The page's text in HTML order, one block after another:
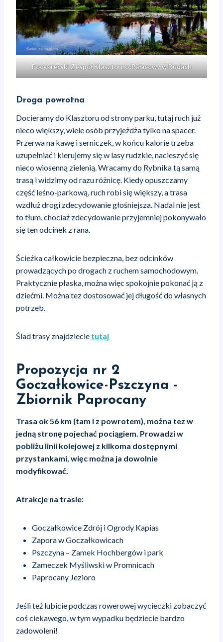
Pocysterski Zespół Klasztorno-Pałacowy w Rudach
Droga powrotna
Docieramy do Klasztoru od strony parku, tutaj ruch już
nieco większy, wiele osób przyjeżdża tylko na spacer.
Przerwa na kawę i serniczek, w końcu kalorie trzeba
uzupełniać i kierujemy się w lasy rudzkie, nacieszyć się
nieco wiosenną zielenią. Wracamy do Rybnika tą samą
trasą i widzimy od razu różnicę. Kiedy opuszczamy
część leśno-parkową, ruch robi się większy, a trasa
wzdłuż drogi zdecydowanie głośniejsza. Nadal nie jest
to tłum, chociaż zdecydowanie przyjemniej pokonywało
się ten odcinek z rana.
Ścieżka całkowicie bezpieczna, bez odcinków
prowadzących po drogach z ruchem samochodowym.
Praktycznie płaska, można więc spokojnie pokonać ją z
dziećmi. Można tez dostosować jej długość do własnych
potrzeb.
Ślad trasy znajdziecie tutaj
Propozycja nr 2
Goczałkowice-Pszczyna -
Zbiornik Paprocany
Trasa ok 56 km (tam i z powrotem), można tez w
jedną stronę pojechać pociągiem. Prowadzi w
pobliżu linii kolejowej z kilkoma dostępnymi
przystankami, więc można ja dowolnie
modyfikować.
Atrakcje na trasie:
Goczałkowice Zdrój i Ogrody Kapias
Zapora w Goczałkowicach
Pszczyna – Zamek Hochbergów i park
Zameczek Myśliwski w Promnicach
Paprocany Jezioro
Jeśli też lubicie podczas rowerowej wycieczki zobaczyć
coś ciekawego, w tym wypadku będziecie bardzo
zadowoleni!